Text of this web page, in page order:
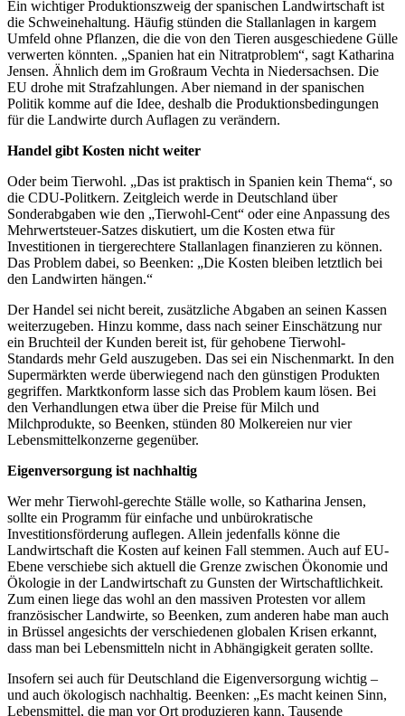
Ein wichtiger Produktionszweig der spanischen Landwirtschaft ist
die Schweinehaltung. Häufig stünden die Stallanlagen in kargem
Umfeld ohne Pflanzen, die die von den Tieren ausgeschiedene Gülle
verwerten könnten. „Spanien hat ein Nitratproblem“, sagt Katharina
Jensen. Ähnlich dem im Großraum Vechta in Niedersachsen. Die
EU drohe mit Strafzahlungen. Aber niemand in der spanischen
Politik komme auf die Idee, deshalb die Produktionsbedingungen
für die Landwirte durch Auflagen zu verändern.
Handel gibt Kosten nicht weiter
Oder beim Tierwohl. „Das ist praktisch in Spanien kein Thema“, so
die CDU-Politkern. Zeitgleich werde in Deutschland über
Sonderabgaben wie den „Tierwohl-Cent“ oder eine Anpassung des
Mehrwertsteuer-Satzes diskutiert, um die Kosten etwa für
Investitionen in tiergerechtere Stallanlagen finanzieren zu können.
Das Problem dabei, so Beenken: „Die Kosten bleiben letztlich bei
den Landwirten hängen.“
Der Handel sei nicht bereit, zusätzliche Abgaben an seinen Kassen
weiterzugeben. Hinzu komme, dass nach seiner Einschätzung nur
ein Bruchteil der Kunden bereit ist, für gehobene Tierwohl-
Standards mehr Geld auszugeben. Das sei ein Nischenmarkt. In den
Supermärkten werde überwiegend nach den günstigen Produkten
gegriffen. Marktkonform lasse sich das Problem kaum lösen. Bei
den Verhandlungen etwa über die Preise für Milch und
Milchprodukte, so Beenken, stünden 80 Molkereien nur vier
Lebensmittelkonzerne gegenüber.
Eigenversorgung ist nachhaltig
Wer mehr Tierwohl-gerechte Ställe wolle, so Katharina Jensen,
sollte ein Programm für einfache und unbürokratische
Investitionsförderung auflegen. Allein jedenfalls könne die
Landwirtschaft die Kosten auf keinen Fall stemmen. Auch auf EU-
Ebene verschiebe sich aktuell die Grenze zwischen Ökonomie und
Ökologie in der Landwirtschaft zu Gunsten der Wirtschaftlichkeit.
Zum einen liege das wohl an den massiven Protesten vor allem
französischer Landwirte, so Beenken, zum anderen habe man auch
in Brüssel angesichts der verschiedenen globalen Krisen erkannt,
dass man bei Lebensmitteln nicht in Abhängigkeit geraten sollte.
Insofern sei auch für Deutschland die Eigenversorgung wichtig –
und auch ökologisch nachhaltig. Beenken: „Es macht keinen Sinn,
Lebensmittel, die man vor Ort produzieren kann, Tausende